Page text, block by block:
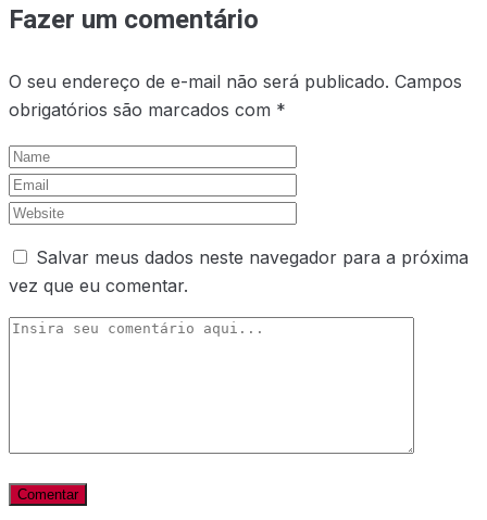
Fazer um comentário
O seu endereço de e-mail não será publicado. Campos
obrigatórios são marcados com *
Salvar meus dados neste navegador para a próxima
vez que eu comentar.